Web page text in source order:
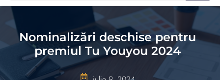
Nominalizări deschise pentru
premiul Tu Youyou 2024